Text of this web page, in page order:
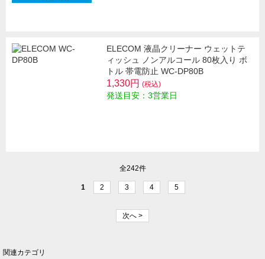
ELECOM 液晶クリーナー ウェットテ
ィッシュ ノンアルコール 80枚入り ボ
トル 帯電防止 WC-DP80B
1,330円 (税込)
発送目安：3営業日
全242件
1 2 3 4 5
次へ >
関連カテゴリ